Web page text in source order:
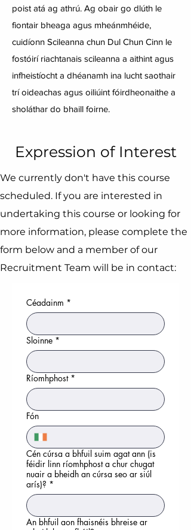
poist atá ag athrú. Ag obair go dlúth le
fiontair bheaga agus mheánmhéide,
cuidíonn Scileanna chun Dul Chun Cinn le
fostóirí riachtanais scileanna a aithint agus
infheistíocht a dhéanamh ina lucht saothair
trí oideachas agus oiliúint fóirdheonaithe a
sholáthar do bhaill foirne.
Expression of Interest
We currently don't have this course
scheduled. If you are interested in
undertaking this course or looking for
more information, please complete the
form below and a member of our
Recruitment Team will be in contact:
Céadainm *
Sloinne *
Ríomhphost *
Fón
Cén cúrsa a bhfuil suim agat ann (is
féidir linn ríomhphost a chur chugat
nuair a bheidh an cúrsa seo ar siúl
arís)? *
An bhfuil aon fhaisnéis bhreise ar